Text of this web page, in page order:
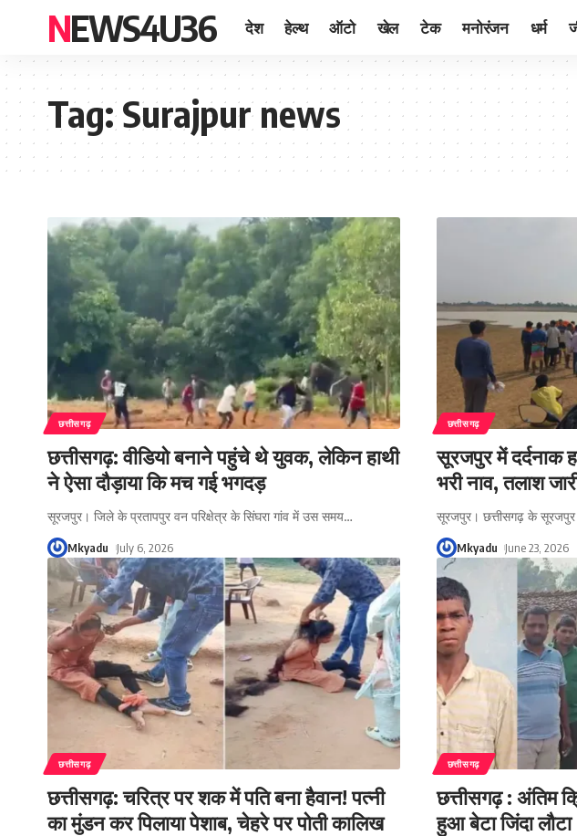
NEWS4U36 देश हेल्थ ऑटो खेल टेक मनोरंजन धर्म
Tag:Surajpur news
छत्तीसगढ़
छत्तीसगढ़: वीडियो बनाने पहुंचे थे युवक, लेकिन हाथी
ने ऐसा दौड़ाया कि मच गई भगदड़
सूरजपुर। जिले के प्रतापपुर वन परिक्षेत्र के सिंघरा गांव में उस समय…
Mkyadu July 6, 2026
छत्तीसगढ़
सूरजपुर में दर्दनाक
भरी नाव, तलाश
सूरजपुर। छत्तीसगढ़ के सूरजपुर
Mkyadu June 23, 2026
छत्तीसगढ़
छत्तीसगढ़: चरित्र पर शक में पति बना हैवान! पत्नी
का मुंडन कर पिलाया पेशाब, चेहरे पर पोती कालिख
छत्तीसगढ़
छत्तीसगढ़ : अंतिम
हुआ बेटा जिंदा लौटा